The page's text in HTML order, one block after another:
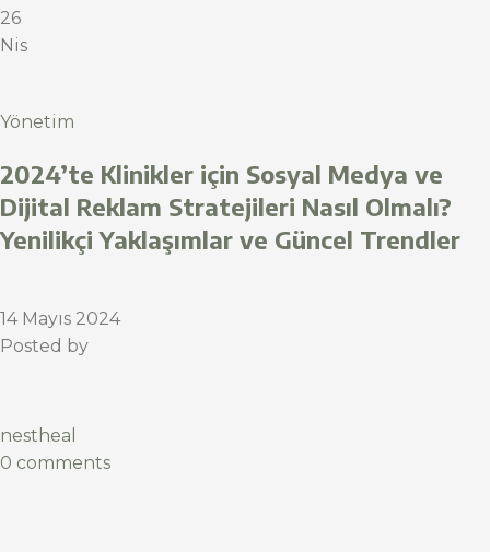
26
Nis
Yönetim
2024’te Klinikler için Sosyal Medya ve
Dijital Reklam Stratejileri Nasıl Olmalı?
Yenilikçi Yaklaşımlar ve Güncel Trendler
14 Mayıs 2024
Posted by
nestheal
0 comments